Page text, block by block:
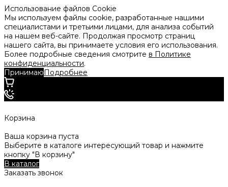
Использование файлов Cookie
Мы используем файлы cookie, разработанные нашими
специалистами и третьими лицами, для анализа событий
на нашем веб-сайте. Продолжая просмотр страниц
нашего сайта, вы принимаете условия его использования.
Более подробные сведения смотрите в Политике
конфиденциальности.
ПринимаюПодробнее
Корзина
Ваша корзина пуста
Выберите в каталоге интересующий товар и нажмите
кнопку "В корзину"
В каталог
Заказать звонок